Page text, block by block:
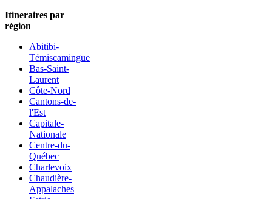
Itineraires par
région
Abitibi-
Témiscamingue
Bas-Saint-
Laurent
Côte-Nord
Cantons-de-
l'Est
Capitale-
Nationale
Centre-du-
Québec
Charlevoix
Chaudière-
Appalaches